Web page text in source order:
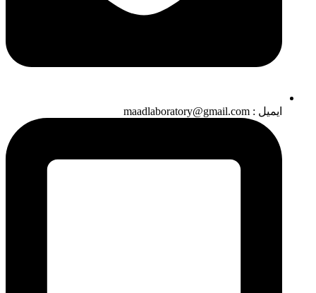
ایمیل : maadlaboratory@gmail.com